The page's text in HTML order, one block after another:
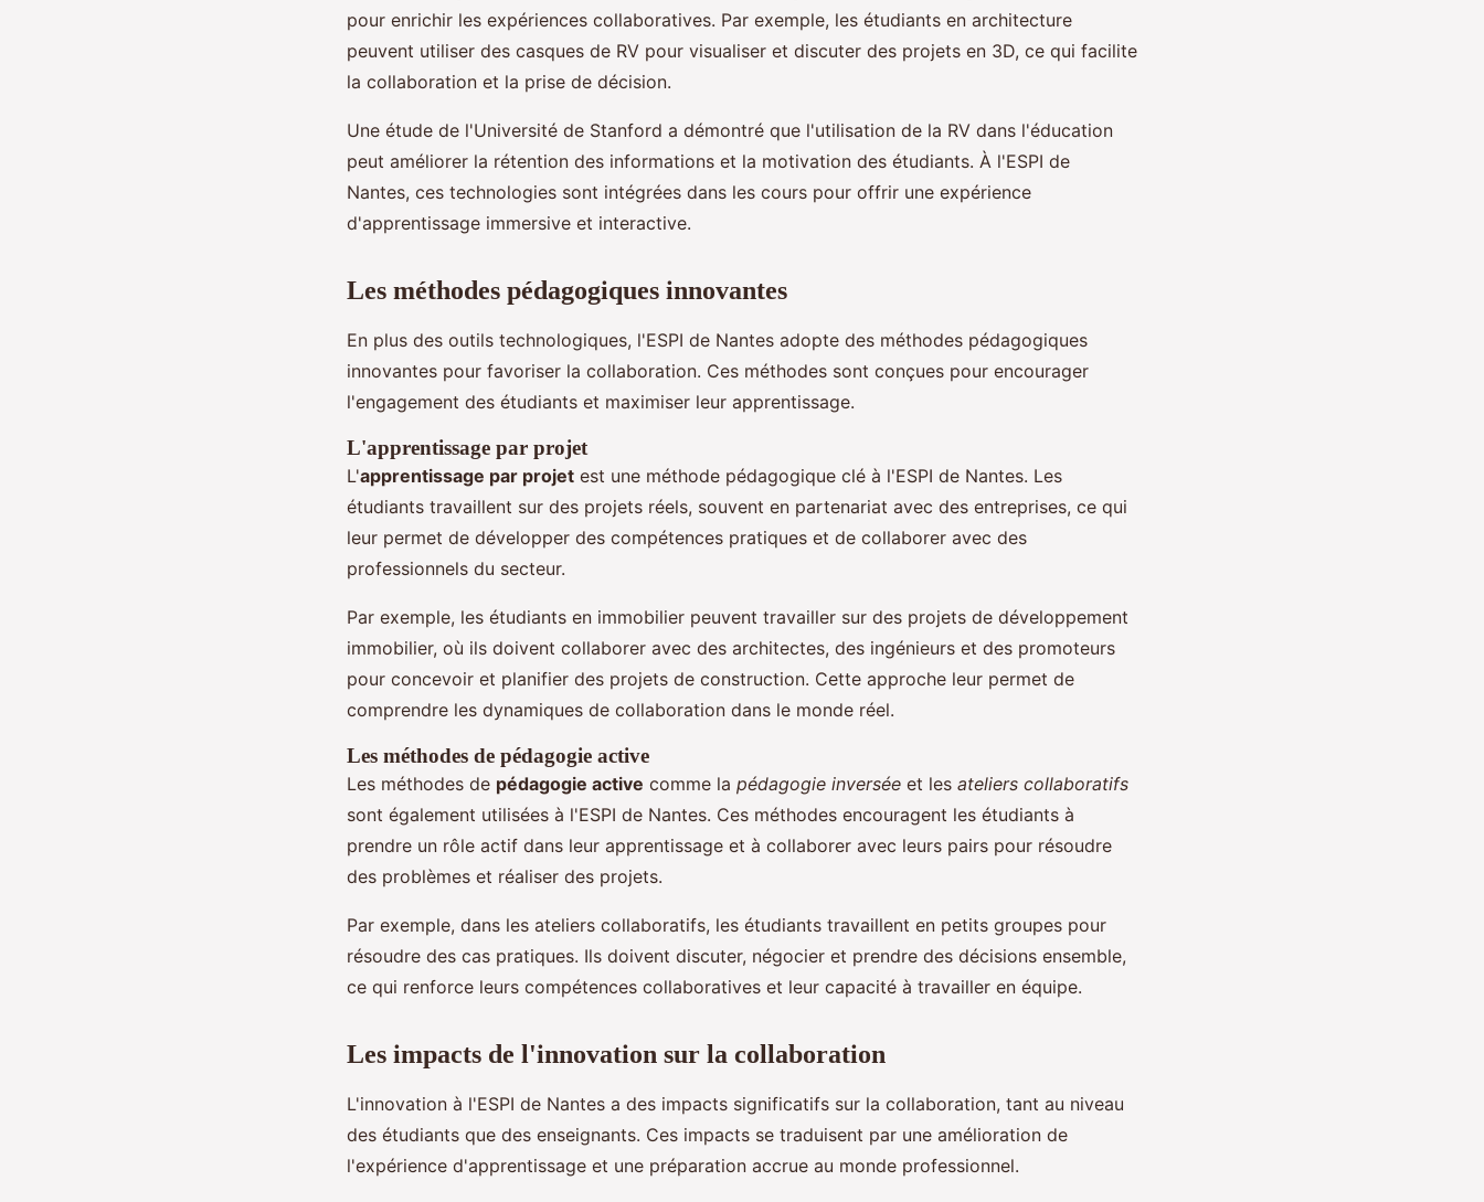
pour enrichir les expériences collaboratives. Par exemple, les étudiants en architecture
peuvent utiliser des casques de RV pour visualiser et discuter des projets en 3D, ce qui facilite
la collaboration et la prise de décision.
Une étude de l'Université de Stanford a démontré que l'utilisation de la RV dans l'éducation
peut améliorer la rétention des informations et la motivation des étudiants. À l'ESPI de
Nantes, ces technologies sont intégrées dans les cours pour offrir une expérience
d'apprentissage immersive et interactive.
Les méthodes pédagogiques innovantes
En plus des outils technologiques, l'ESPI de Nantes adopte des méthodes pédagogiques
innovantes pour favoriser la collaboration. Ces méthodes sont conçues pour encourager
l'engagement des étudiants et maximiser leur apprentissage.
L'apprentissage par projet
L'apprentissage par projet est une méthode pédagogique clé à l'ESPI de Nantes. Les
étudiants travaillent sur des projets réels, souvent en partenariat avec des entreprises, ce qui
leur permet de développer des compétences pratiques et de collaborer avec des
professionnels du secteur.
Par exemple, les étudiants en immobilier peuvent travailler sur des projets de développement
immobilier, où ils doivent collaborer avec des architectes, des ingénieurs et des promoteurs
pour concevoir et planifier des projets de construction. Cette approche leur permet de
comprendre les dynamiques de collaboration dans le monde réel.
Les méthodes de pédagogie active
Les méthodes de pédagogie active comme la pédagogie inversée et les ateliers collaboratifs
sont également utilisées à l'ESPI de Nantes. Ces méthodes encouragent les étudiants à
prendre un rôle actif dans leur apprentissage et à collaborer avec leurs pairs pour résoudre
des problèmes et réaliser des projets.
Par exemple, dans les ateliers collaboratifs, les étudiants travaillent en petits groupes pour
résoudre des cas pratiques. Ils doivent discuter, négocier et prendre des décisions ensemble,
ce qui renforce leurs compétences collaboratives et leur capacité à travailler en équipe.
Les impacts de l'innovation sur la collaboration
L'innovation à l'ESPI de Nantes a des impacts significatifs sur la collaboration, tant au niveau
des étudiants que des enseignants. Ces impacts se traduisent par une amélioration de
l'expérience d'apprentissage et une préparation accrue au monde professionnel.